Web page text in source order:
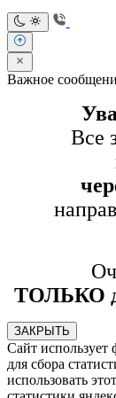
Важное
Все
ТОЛЬКО
ЗАКРЫТЬ
Сайт
для сбора
использовать